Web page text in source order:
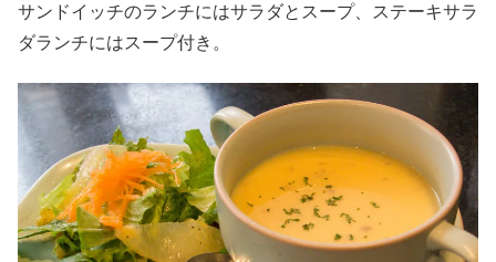
サンドイッチのランチにはサラダとスープ、ステーキサラ
ダランチにはスープ付き。